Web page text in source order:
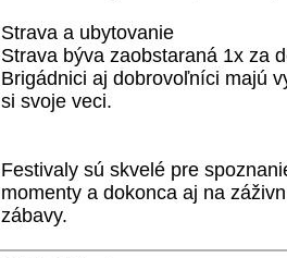
Strava a ubytovanie
Strava býva zaobstaraná 1x za
Brigádnici aj dobrovoľníci majú
si svoje veci.
Festivaly sú skvelé pre
momenty a dokonca aj na
zábavy.